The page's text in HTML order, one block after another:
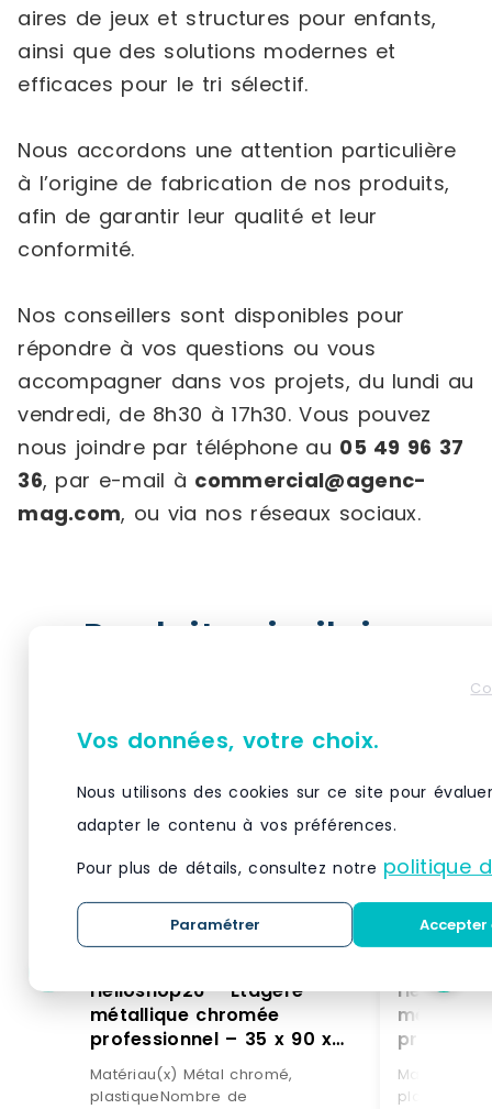
aires de jeux et structures pour enfants,
ainsi que des solutions modernes et
efficaces pour le tri sélectif.
Nous accordons une attention particulière
à l’origine de fabrication de nos produits,
afin de garantir leur qualité et leur
conformité.
Nos conseillers sont disponibles pour
répondre à vos questions ou vous
accompagner dans vos projets, du lundi au
vendredi, de 8h30 à 17h30. Vous pouvez
nous joindre par téléphone au 05 49 96 37
36, par e-mail à commercial@agenc-
mag.com, ou via nos réseaux sociaux.
Produits similaires
Helloshop26 – Étagère
métallique chromée
professionnel – 35 x 90 x
137 cm – 120 kg 14_0001534
– métal 3000187158980
Matériau(x) Métal chromé,
plastiqueNombre de
137 cm –
– métal
Matériau(x)
Vos données, votre choix.
Nous utilisons des cookies sur ce site pour
adapter le contenu à vos préférences.
Pour plus de détails, consultez notre politique
Paramétrer